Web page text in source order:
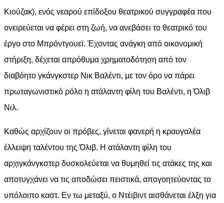
Κιούζακ), ενός νεαρού επίδοξου θεατρικού συγγραφέα που
ονειρεύεται να φέρει στη ζωή, να ανεβάσει το θεατρικό του
έργο στο Μπρόντγουεϊ. Έχοντας ανάγκη από οικονομική
στήριξη, δέχεται απρόθυμα χρηματοδότηση από τον
διαβόητο γκάνγκστερ Νικ Βαλέντι, με τον όρο να πάρει
πρωταγωνιστικό ρόλο η ατάλαντη φίλη του Βαλέντι, η Όλιβ
Νιλ.
Καθώς αρχίζουν οι πρόβες, γίνεται φανερή η κραυγαλέα
έλλειψη ταλέντου της Όλιβ. Η ατάλαντη φίλη του
αρχιγκάνγκστερ δυσκολεύεται να θυμηθεί τις ατάκες της και
αποτυγχάνει να τις αποδώσει πειστικά, απογοητεύοντας το
υπόλοιπο καστ. Εν τω μεταξύ, ο Ντέιβιντ αισθάνεται έλξη για